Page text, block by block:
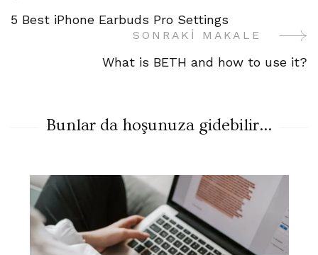
5 Best iPhone Earbuds Pro Settings
SONRAKI MAKALE
What is BETH and how to use it?
Bunlar da hoşunuza gidebilir...